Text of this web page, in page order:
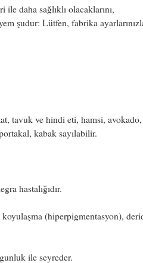
daha sağlıklı olacaklarını,
şudur: Lütfen, fabrika
tavuk ve hindi eti, hamsi, avokado,
kabak sayılabilir.
hastalığıdır.
(hiperpigmentasyon),
ile seyreder.